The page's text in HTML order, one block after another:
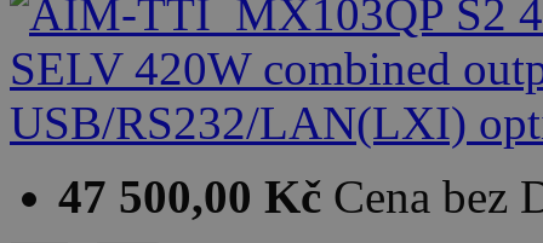
47 500,00 Kč Cena bez